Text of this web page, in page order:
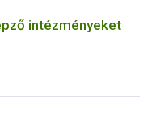
intézményeket